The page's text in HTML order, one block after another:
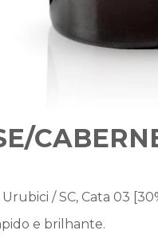
Urubici / SC, Cata 03
e brilhante.